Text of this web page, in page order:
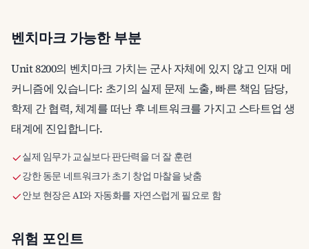
벤치마크 가능한 부분
Unit 8200의 벤치마크 가치는 군사 자체에 있지 않고 인재 메
커니즘에 있습니다: 초기의 실제 문제 노출, 빠른 책임 담당,
학제 간 협력, 체계를 떠난 후 네트워크를 가지고 스타트업 생
태계에 진입합니다.
실제 임무가 교실보다 판단력을 더 잘 훈련
강한 동문 네트워크가 초기 창업 마찰을 낮춤
안보 현장은 AI와 자동화를 자연스럽게 필요로 함
위험 포인트